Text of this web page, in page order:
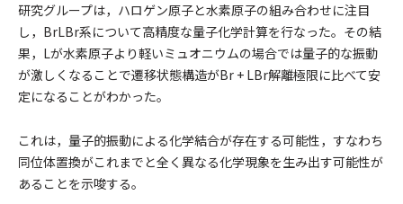
研究グループは，ハロゲン原子と水素原子の組み合わせに注目
し，BrLBr系について高精度な量子化学計算を行なった。その結
果，Lが水素原子より軽いミュオニウムの場合では量子的な振動
が激しくなることで遷移状態構造がBr + LBr解離極限に比べて安
定になることがわかった。
これは，量子的振動による化学結合が存在する可能性，すなわち
同位体置換がこれまでと全く異なる化学現象を生み出す可能性が
あることを示唆する。